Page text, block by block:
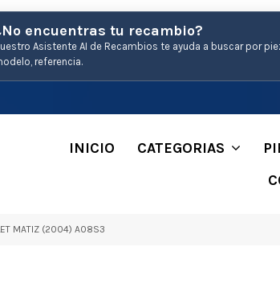
encuentras tu recambio?
Asistente AI de Recambios te ayuda a buscar por
referencia.
INICIO CATEGORIAS
MATIZ (2004) A08S3